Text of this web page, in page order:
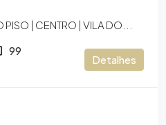
| CENTRO | VILA DO...
99
Detalhes